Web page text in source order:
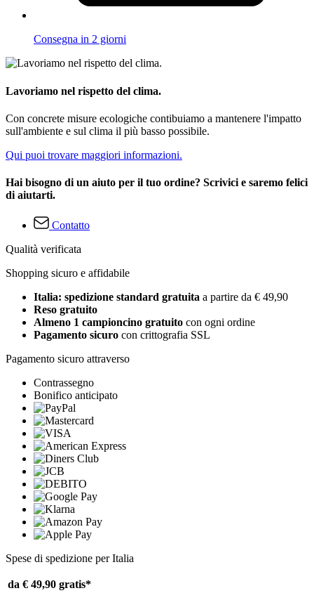
Consegna in 2 giorni
Lavoriamo nel rispetto del clima.
Con concrete misure ecologiche contibuiamo a mantenere l'impatto
sull'ambiente e sul clima il più basso possibile.
Qui puoi trovare maggiori informazioni.
Hai bisogno di un aiuto per il tuo ordine? Scrivici e saremo felici
di aiutarti.
Contatto
Qualità verificata
Shopping sicuro e affidabile
Italia: spedizione standard gratuita a partire da € 49,90
Reso gratuito
Almeno 1 campioncino gratuito con ogni ordine
Pagamento sicuro con crittografia SSL
Pagamento sicuro attraverso
Contrassegno
Bonifico anticipato
Spese di spedizione per Italia
da € 49,90 gratis*